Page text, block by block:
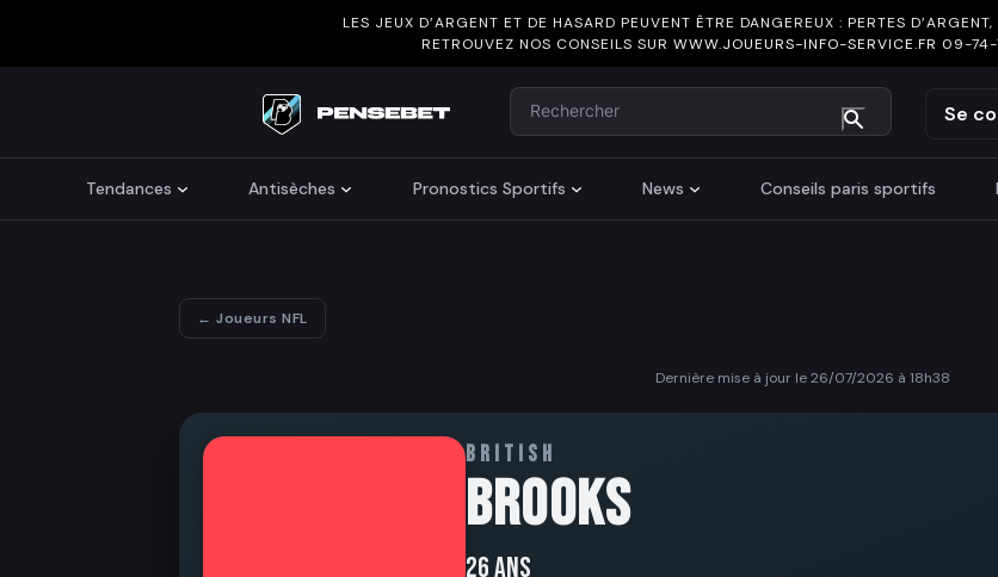
LES JEUX D’ARGENT ET DE HASARD PEUVENT ÊTRE DANGEREUX : PERTES
RETROUVEZ NOS CONSEILS SUR WWW.JOUEURS-INFO-SERVICE.FR 09-74-
Rechercher
Search Se
Tendances Antisèches Pronostics Sportifs News Conseils paris sportifs
← Joueurs NFL
Dernière mise à jour le 26/07/2026 à 18h38
BRITISH
BROOKS
26 ans